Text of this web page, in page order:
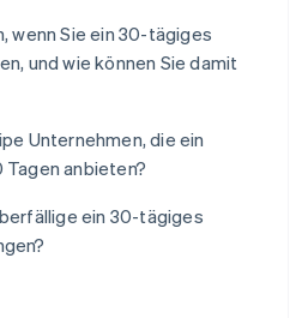
wenn Sie ein 30-tägiges
und wie können Sie damit
Unternehmen, die ein
Tagen anbieten?
ein 30-tägiges